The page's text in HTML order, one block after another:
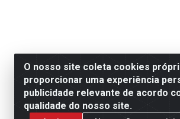
O nosso site coleta cookies
proporcionar uma experiência
publicidade relevante de acordo
qualidade do nosso site.
Razão Social: